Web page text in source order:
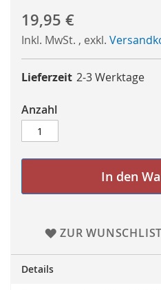
19,95 €
Inkl. MwSt. , exkl.
Lieferzeit 2-3 Werktage
Anzahl
In den
ZUR
Details